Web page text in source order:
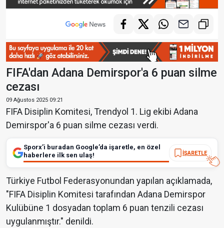
FIFA'dan Adana Demirspor'a 6 puan silme
cezası
09 Ağustos 2025 09:21
FIFA Disiplin Komitesi, Trendyol 1. Lig ekibi Adana
Demirspor'a 6 puan silme cezası verdi.
Sporx’i buradan Google’da işaretle, en özel
haberlere ilk sen ulaş!
İŞARETLE
Türkiye Futbol Federasyonundan yapılan açıklamada,
"FIFA Disiplin Komitesi tarafından Adana Demirspor
Kulübüne 1 dosyadan toplam 6 puan tenzili cezası
uygulanmıştır." denildi.